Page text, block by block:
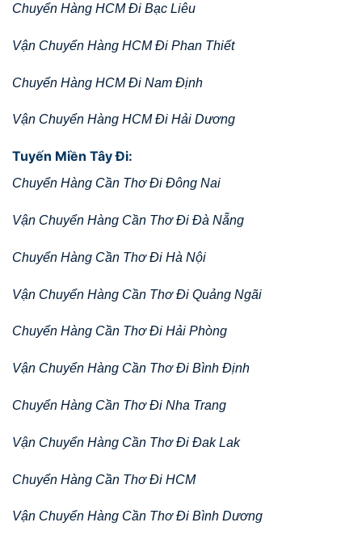
Chuyển Hàng HCM Đi Bạc Liêu
Vận Chuyển Hàng HCM Đi Phan Thiết
Chuyển Hàng HCM Đi Nam Định
Vận Chuyển Hàng HCM Đi Hải Dương
Tuyến Miền Tây Đi:
Chuyển Hàng Cần Thơ Đi Đông Nai
Vận Chuyển Hàng Cần Thơ Đi Đà Nẵng
Chuyển Hàng Cần Thơ Đi Hà Nội
Vận Chuyển Hàng Cần Thơ Đi Quảng Ngãi
Chuyển Hàng Cần Thơ Đi Hải Phòng
Vận Chuyển Hàng Cần Thơ Đi Bình Định
Chuyển Hàng Cần Thơ Đi Nha Trang
Vận Chuyển Hàng Cần Thơ Đi Đak Lak
Chuyển Hàng Cần Thơ Đi HCM
Vận Chuyển Hàng Cần Thơ Đi Bình Dương